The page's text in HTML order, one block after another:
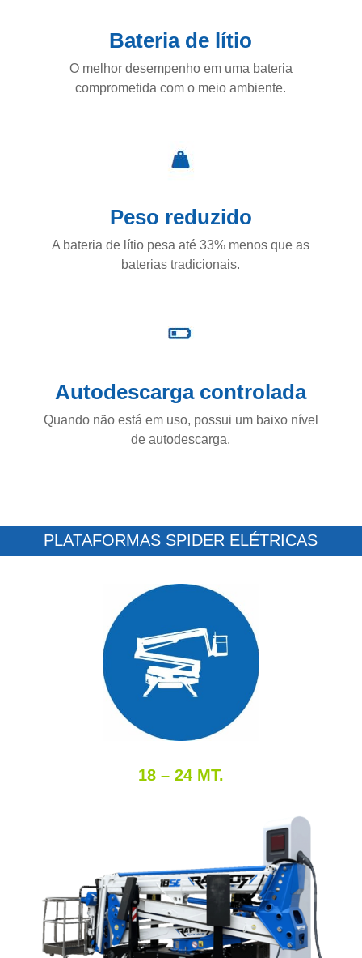
Bateria de lítio
O melhor desempenho em uma bateria
comprometida com o meio ambiente.
Peso reduzido
A bateria de lítio pesa até 33% menos que as
baterias tradicionais.
Autodescarga controlada
Quando não está em uso, possui um baixo nível
de autodescarga.
PLATAFORMAS SPIDER ELÉTRICAS
18 – 24 MT.